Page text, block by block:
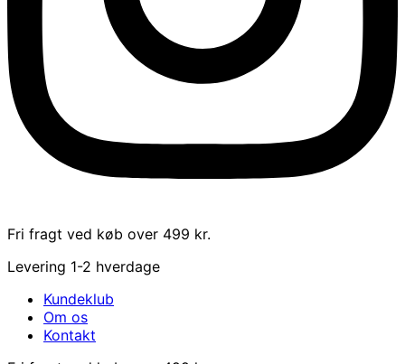
Fri fragt ved køb over 499 kr.
Levering 1-2 hverdage
Kundeklub
Om os
Kontakt